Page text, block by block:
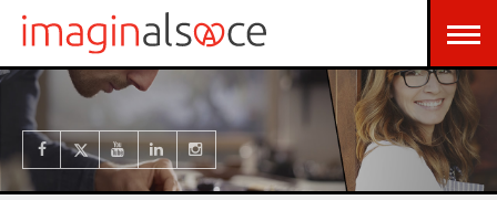
Aller au contenu principal
Panneau de gestion des cookies